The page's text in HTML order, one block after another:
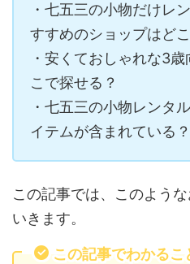
・七五三の小物だけレ
すすめのショップはど
・安くておしゃれな3
こで探せる？
・七五三の小物レンタ
イテムが含まれている？
この記事では、このよう
いきます。
この記事でわかるこ